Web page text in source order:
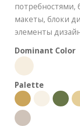
потребностями,
макеты, блоки
элементы
Dominant Color
Palette